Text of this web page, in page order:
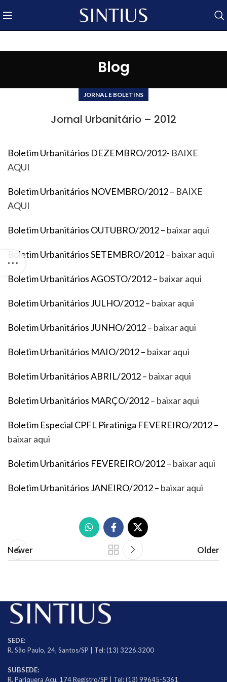
Blog
JORNAL E BOLETINS
Jornal Urbanitário – 2012
Boletim Urbanitários DEZEMBRO/2012- BAIXE
AQUI
Boletim Urbanitários NOVEMBRO/2012 – BAIXE
AQUI
Boletim Urbanitários OUTUBRO/2012 – baixar aqui
Boletim Urbanitários SETEMBRO/2012 – baixar aqui
Boletim Urbanitários AGOSTO/2012 – baixar aqui
Boletim Urbanitários JULHO/2012 – baixar aqui
Boletim Urbanitários JUNHO/2012 – baixar aqui
Boletim Urbanitários MAIO/2012 – baixar aqui
Boletim Urbanitários ABRIL/2012 – baixar aqui
Boletim Urbanitários MARÇO/2012 – baixar aqui
Boletim Especial CPFL Piratiniga FEVEREIRO/2012 –
baixar aqui
Boletim Urbanitários FEVEREIRO/2012 – baixar aqui
Boletim Urbanitários JANEIRO/2012 – baixar aqui
Newer Older
SEDE:
R. São Paulo, 24, Santos/SP | Tel: (13) 3226.3200
SUBSEDE:
R. Pariquera Açu, 174 Registro/SP | Tel: (13) 99645-5361